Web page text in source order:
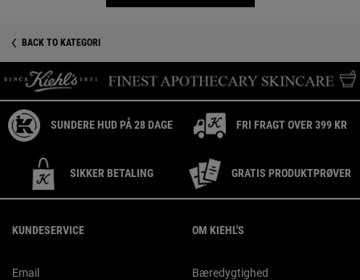
BACK TO KATEGORI
SUNDERE HUD PÅ 28 DAGE FRI FRAGT OVER 399 KR
SIKKER BETALING GRATIS PRODUKTPRØVER
KUNDESERVICE
Email
OM KIEHL'S
Bæredygtighed